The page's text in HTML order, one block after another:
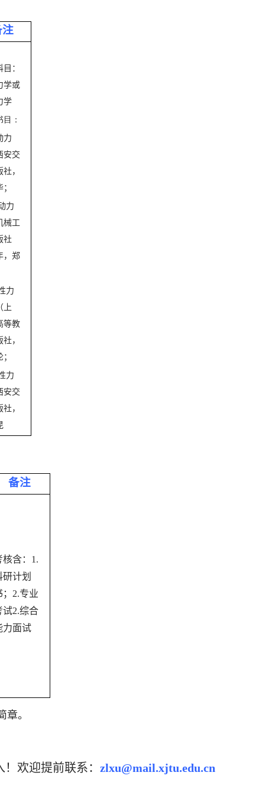
注
：
学或
学
：
力
安交
，
力
械工
社
，郑
力
上
等教
，
力
安交
，
备注
核含： 1.
研计划
2.专业
试2.综合
力面试
章。
欢迎提前联系： zlxu@mail.xjtu.edu.cn